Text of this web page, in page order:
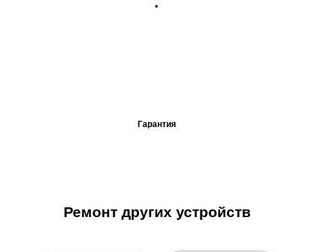
Гарантия
Ремонт других устройств